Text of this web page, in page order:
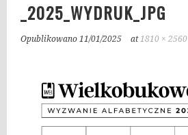
_2025_WYDRUK_JPG
Opublikowano11/01/2025 at1810 × 2560